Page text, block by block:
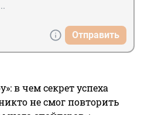
Отправить
в чем секрет успеха
не смог повторить